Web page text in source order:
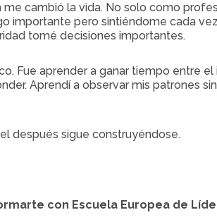
me cambió la vida. No solo como
importante pero sintiéndome cada
tomé decisiones importantes.
Fue aprender a ganar tiempo entre
Aprendí a observar mis patrones
después sigue construyéndose.
con Escuela Europea de